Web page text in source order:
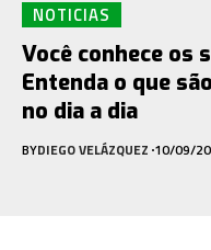
NOTICIAS
Você conhece os
Entenda o que
no dia a dia
BYDIEGO VELÁZQUEZ 10/09/